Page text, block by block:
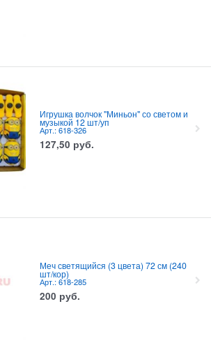
Игрушка волчок "Миньон" со светом и
музыкой 12 шт/уп
Арт.: 618-326
127,50 руб.
Меч светящийся (3 цвета) 72 см (240
шт/кор)
Арт.: 618-285
200 руб.